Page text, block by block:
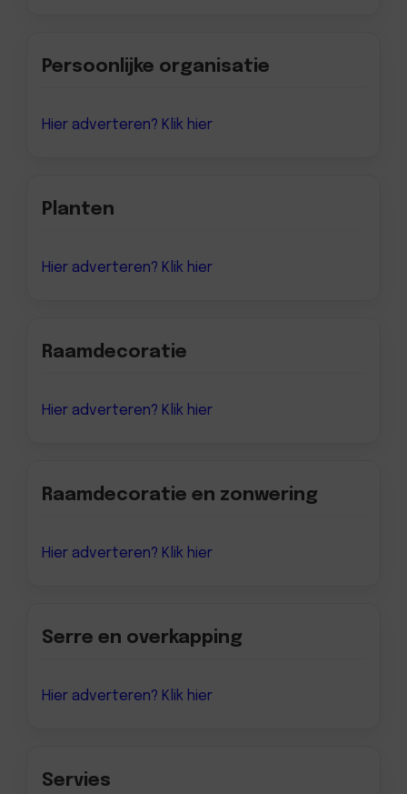
Persoonlijke organisatie
Hier adverteren? Klik hier
Planten
Hier adverteren? Klik hier
Raamdecoratie
Hier adverteren? Klik hier
Raamdecoratie en zonwering
Hier adverteren? Klik hier
Serre en overkapping
Hier adverteren? Klik hier
Servies